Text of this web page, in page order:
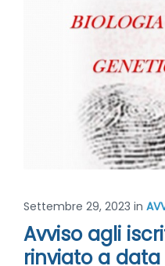
Settembre 29, 2023 in
Avviso agli
rinviato a